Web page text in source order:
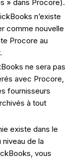
» dans Procore).
n’existe
comme nouvelle
Procore au
ne sera pas
avec Procore,
fournisseurs
à tout
existe dans le
de la
vous